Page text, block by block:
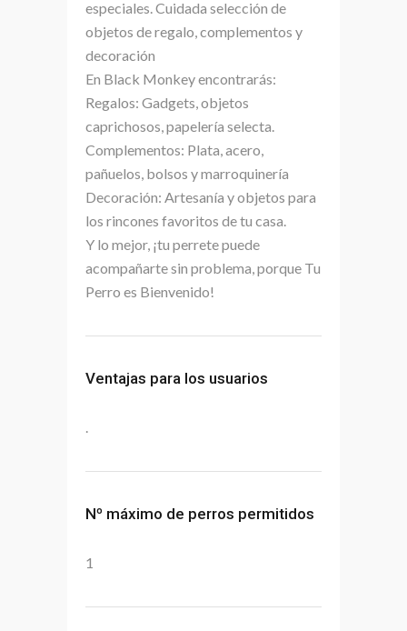
especiales. Cuidada selección de
objetos de regalo, complementos y
decoración
En Black Monkey encontrarás:
Regalos: Gadgets, objetos
caprichosos, papelería selecta.
Complementos: Plata, acero,
pañuelos, bolsos y marroquinería
Decoración: Artesanía y objetos para
los rincones favoritos de tu casa.
Y lo mejor, ¡tu perrete puede
acompañarte sin problema, porque Tu
Perro es Bienvenido!
Ventajas para los usuarios
.
Nº máximo de perros permitidos
1